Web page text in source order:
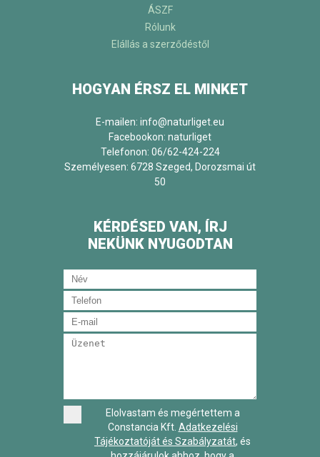
ÁSZF
Rólunk
Elállás a szerződéstől
HOGYAN ÉRSZ EL MINKET
E-mailen: info@naturliget.eu
Facebookon: naturliget
Telefonon: 06/62-424-224
Személyesen: 6728 Szeged, Dorozsmai út
50
KÉRDÉSED VAN, ÍRJ
NEKÜNK NYUGODTAN
Elolvastam és megértettem a
Constancia Kft. Adatkezelési
Tájékoztatóját és Szabályzatát, és